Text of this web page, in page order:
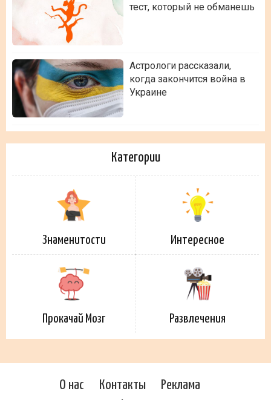
тест, который не обманешь
Астрологи рассказали,
когда закончится война в
Украине
Категории
Знаменитости Интересное
Прокачай Мозг Развлечения
О нас Контакты
Реклама